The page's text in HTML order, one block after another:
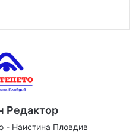
Редактор
- Наистина Пловдив